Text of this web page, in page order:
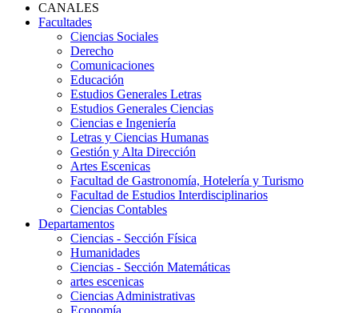
CANALES
Facultades
Ciencias Sociales
Derecho
Comunicaciones
Educación
Estudios Generales Letras
Estudios Generales Ciencias
Ciencias e Ingeniería
Letras y Ciencias Humanas
Gestión y Alta Dirección
Artes Escenicas
Facultad de Gastronomía, Hotelería y Turismo
Facultad de Estudios Interdisciplinarios
Ciencias Contables
Departamentos
Ciencias - Sección Física
Humanidades
Ciencias - Sección Matemáticas
artes escenicas
Ciencias Administrativas
Economía